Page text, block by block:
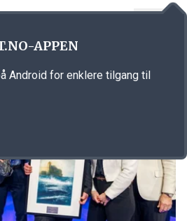
Norway
APPEN
Android for enklere tilgang til